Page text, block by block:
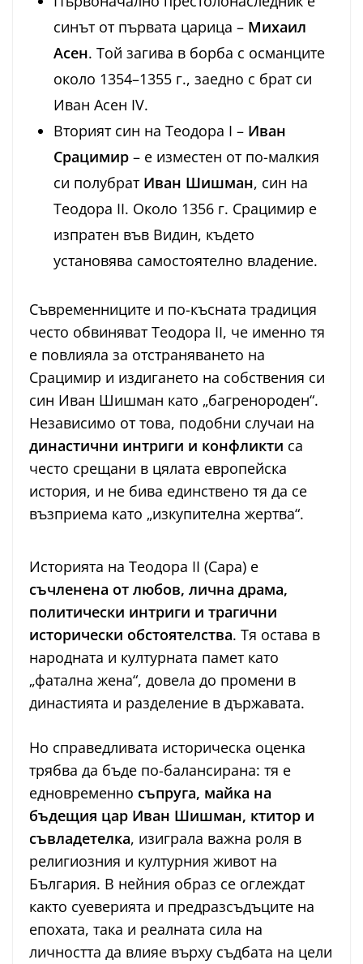
синът от първата царица – Михаил
Асен. Той загива в борба с османците
около 1354–1355 г., заедно с брат си
Иван Асен IV.
Вторият син на Теодора I – Иван
Срацимир – е изместен от по-малкия
си полубрат Иван Шишман, син на
Теодора II. Около 1356 г. Срацимир е
изпратен във Видин, където
установява самостоятелно владение.
Съвременниците и по-късната традиция
често обвиняват Теодора II, че именно тя
е повлияла за отстраняването на
Срацимир и издигането на собствения си
син Иван Шишман като „багренороден“.
Независимо от това, подобни случаи на
династични интриги и конфликти са
често срещани в цялата европейска
история, и не бива единствено тя да се
възприема като „изкупителна жертва“.
Историята на Теодора II (Сара) е
съчленена от любов, лична драма,
политически интриги и трагични
исторически обстоятелства. Тя остава в
народната и културната памет като
„фатална жена“, довела до промени в
династията и разделение в държавата.
Но справедливата историческа оценка
трябва да бъде по-балансирана: тя е
едновременно съпруга, майка на
бъдещия цар Иван Шишман, ктитор и
съвладетелка, изиграла важна роля в
религиозния и културния живот на
България. В нейния образ се оглеждат
както суеверията и предразсъдъците на
епохата, така и реалната сила на
личността да влияе върху съдбата на цели